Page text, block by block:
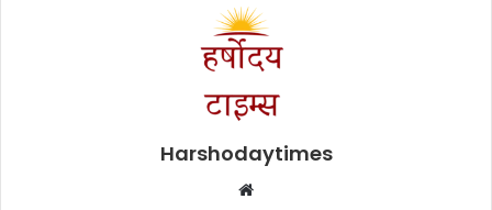
Harshodaytimes
Website